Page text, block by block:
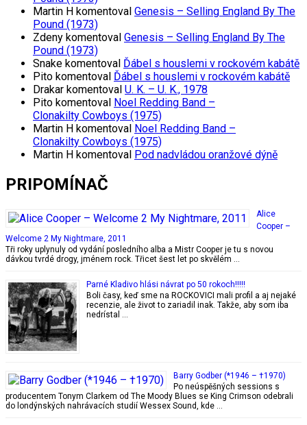
Martin H komentoval Genesis – Selling England By The
Pound (1973)
Zdeny komentoval Genesis – Selling England By The
Pound (1973)
Snake komentoval Ďábel s houslemi v rockovém kabátě
Pito komentoval Ďábel s houslemi v rockovém kabátě
Drakar komentoval U. K. – U. K., 1978
Pito komentoval Noel Redding Band –
Clonakilty Cowboys (1975)
Martin H komentoval Noel Redding Band –
Clonakilty Cowboys (1975)
Martin H komentoval Pod nadvládou oranžové dýně
PRIPOMÍNAČ
Alice
Cooper –
Welcome 2 My Nightmare, 2011
Tři roky uplynuly od vydání posledního alba a Mistr Cooper je tu s novou
dávkou tvrdé drogy, jménem rock. Třicet šest let po skvělém …
Parné Kladivo hlási návrat po 50 rokoch!!!!!
Boli časy, keď sme na ROCKOVICI mali profil a aj nejaké
recenzie, ale život to zariadil inak. Takže, aby som iba
nedrístal …
Barry Godber (*1946 – †1970)
Po neúspěšných sessions s
producentem Tonym Clarkem od The Moody Blues se King Crimson odebrali
do londýnských nahrávacích studií Wessex Sound, kde …